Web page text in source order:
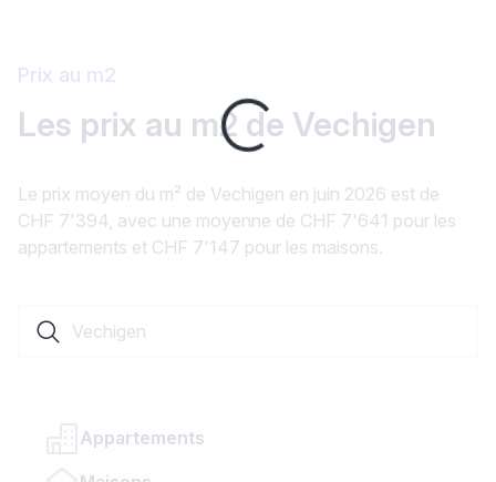
Loading...
Prix au m2
Les prix au m2 de Vechigen
Le prix moyen du m² de Vechigen en juin 2026 est de
CHF 7'394, avec une moyenne de CHF 7'641 pour les
appartements et CHF 7'147 pour les maisons.
Appartements